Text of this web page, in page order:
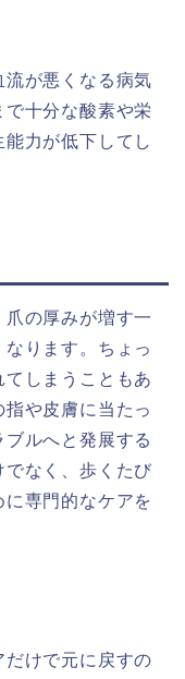
が悪くなる病気
十分な酸素や栄
力が低下してし
の厚みが増す一
ります。ちょっ
しまうこともあ
や皮膚に当たっ
ルへと発展する
なく、歩くたび
専門的なケアを
けで元に戻すの